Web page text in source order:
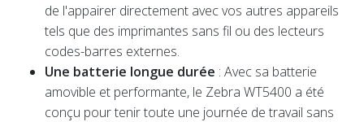
de l'appairer directement avec vos autres appareils
tels que des imprimantes sans fil ou des lecteurs
codes-barres externes.
Une batterie longue durée : Avec sa batterie
amovible et performante, le Zebra WT5400 a été
conçu pour tenir toute une journée de travail sans